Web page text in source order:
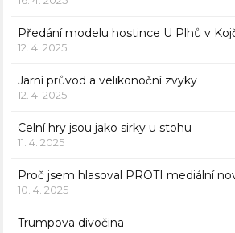
Předání modelu hostince U Plhů v
12. 4. 2025
Jarní průvod a velikonoční zvyky
12. 4. 2025
Celní hry jsou jako sirky u stohu
11. 4. 2025
Proč jsem hlasoval PROTI mediální
10. 4. 2025
Trumpova divočina